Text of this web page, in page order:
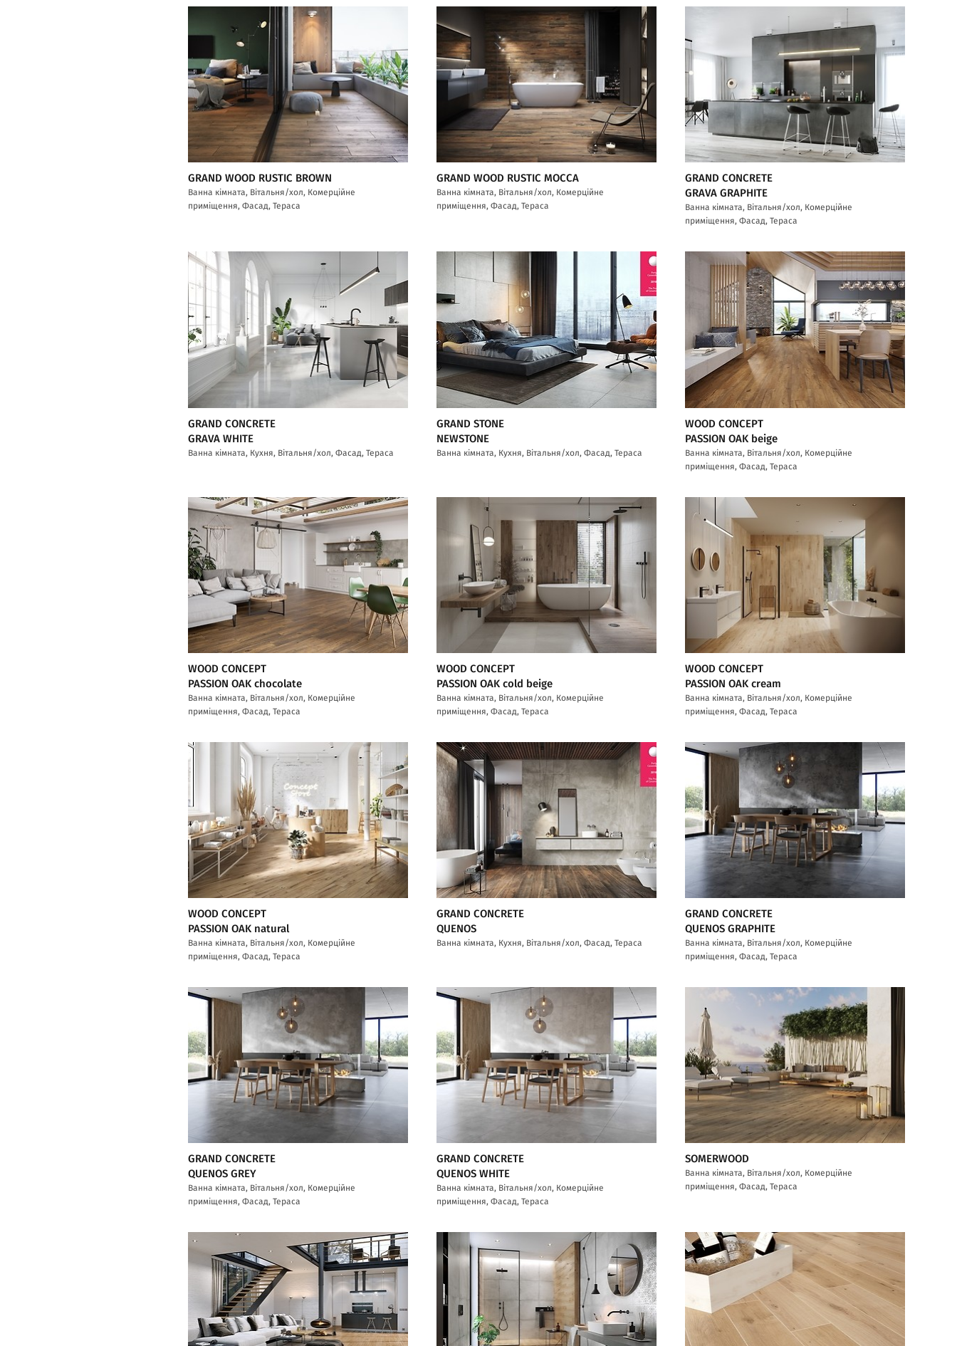
GRAND WOOD RUSTIC BROWN
Ванна кімната, Вітальня/хол, Комерційне
приміщення, Фасад, Тераса
GRAND WOOD RUSTIC MOCCA
Ванна кімната, Вітальня/хол, Комерційне
приміщення, Фасад, Тераса
GRAND CONCRETE
GRAVA GRAPHITE
Ванна кімната, Вітальня/хол, Комерційне
приміщення, Фасад, Тераса
GRAND CONCRETE
GRAVA WHITE
Ванна кімната, Кухня, Вітальня/хол, Фасад, Тераса
GRAND STONE
NEWSTONE
Ванна кімната, Кухня, Вітальня/хол, Фасад, Тераса
WOOD CONCEPT
PASSION OAK beige
Ванна кімната, Вітальня/хол, Комерційне
приміщення, Фасад, Тераса
WOOD CONCEPT
PASSION OAK chocolate
Ванна кімната, Вітальня/хол, Комерційне
приміщення, Фасад, Тераса
WOOD CONCEPT
PASSION OAK cold beige
Ванна кімната, Вітальня/хол, Комерційне
приміщення, Фасад, Тераса
WOOD CONCEPT
PASSION OAK cream
Ванна кімната, Вітальня/хол, Комерційне
приміщення, Фасад, Тераса
WOOD CONCEPT
PASSION OAK natural
Ванна кімната, Вітальня/хол, Комерційне
приміщення, Фасад, Тераса
GRAND CONCRETE
QUENOS
Ванна кімната, Кухня, Вітальня/хол, Фасад, Тераса
GRAND CONCRETE
QUENOS GRAPHITE
Ванна кімната, Вітальня/хол, Комерційне
приміщення, Фасад, Тераса
GRAND CONCRETE
QUENOS GREY
Ванна кімната, Вітальня/хол, Комерційне
приміщення, Фасад, Тераса
GRAND CONCRETE
QUENOS WHITE
Ванна кімната, Вітальня/хол, Комерційне
приміщення, Фасад, Тераса
SOMERWOOD
Ванна кімната, Вітальня/хол, Комерційне
приміщення, Фасад, Тераса